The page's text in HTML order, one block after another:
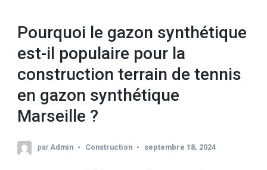
Pourquoi le gazon synthétique
est-il populaire pour la
construction terrain de tennis
en gazon synthétique
Marseille ?
par Admin Construction septembre 18, 2024